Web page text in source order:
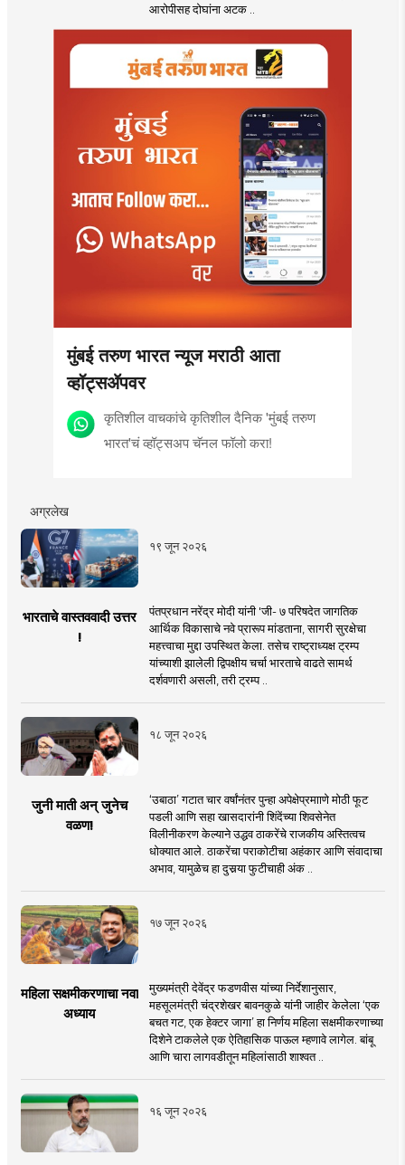
आरोपीसह दोघांना अटक ..
मुंबई तरुण भारत न्यूज मराठी आता
व्हॉट्सॲपवर
कृतिशील वाचकांचे कृतिशील दैनिक 'मुंबई तरुण
भारत'चं व्हॉट्सअप चॅनल फॉलो करा!
अग्रलेख
१९ जून २०२६
भारताचे वास्तववादी उत्तर
!
पंतप्रधान नरेंद्र मोदी यांनी 'जी- ७ परिषदेत जागतिक
आर्थिक विकासाचे नवे प्रारूप मांडताना, सागरी सुरक्षेचा
महत्त्वाचा मुद्दा उपस्थित केला. तसेच राष्ट्राध्यक्ष ट्रम्प
यांच्याशी झालेली द्विपक्षीय चर्चा भारताचे वाढते सामर्थ
दर्शवणारी असली, तरी ट्रम्प ..
१८ जून २०२६
जुनी माती अन् जुनेच
वळण!
‘उबाठा’ गटात चार वर्षांनंतर पुन्हा अपेक्षेप्रमााणे मोठी फूट
पडली आणि सहा खासदारांनी शिंदेंच्या शिवसेनेत
विलीनीकरण केल्याने उद्धव ठाकरेंचे राजकीय अस्तित्वच
धोक्यात आले. ठाकरेंचा पराकोटीचा अहंकार आणि संवादाचा
अभाव, यामुळेच हा दुसर्‍या फुटीचाही अंक ..
१७ जून २०२६
महिला सक्षमीकरणाचा नवा
अध्याय
मुख्यमंत्री देवेंद्र फडणवीस यांच्या निर्देशानुसार,
महसूलमंत्री चंद्रशेखर बावनकुळे यांनी जाहीर केलेला ‘एक
बचत गट, एक हेक्टर जागा’ हा निर्णय महिला सक्षमीकरणाच्या
दिशेने टाकलेले एक ऐतिहासिक पाऊल म्हणावे लागेल. बांबू
आणि चारा लागवडीतून महिलांसाठी शाश्वत ..
१६ जून २०२६